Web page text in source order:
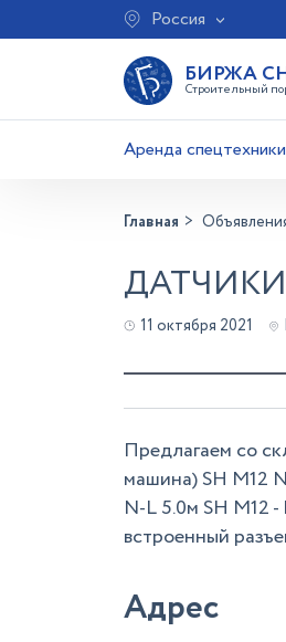
Россия
БИРЖА
Строительный
Аренда спецтехники
Главная
ДАТЧИКИ
11 октября 2021
Предлагаем со
машина) SH M12
N-L 5.0м SH M12
встроенный
Адрес